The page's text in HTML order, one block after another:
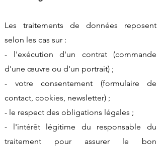
Les traitements de données reposent
selon les cas sur :
- l'exécution d'un contrat (commande
d'une œuvre ou d'un portrait) ;
- votre consentement (formulaire de
contact, cookies, newsletter) ;
- le respect des obligations légales ;
- l'intérêt légitime du responsable du
traitement pour assurer le bon